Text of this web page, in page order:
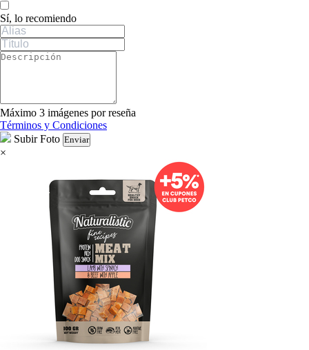
Sí, lo recomiendo
Máximo 3 imágenes por reseña
Términos y Condiciones
Subir Foto Enviar
×